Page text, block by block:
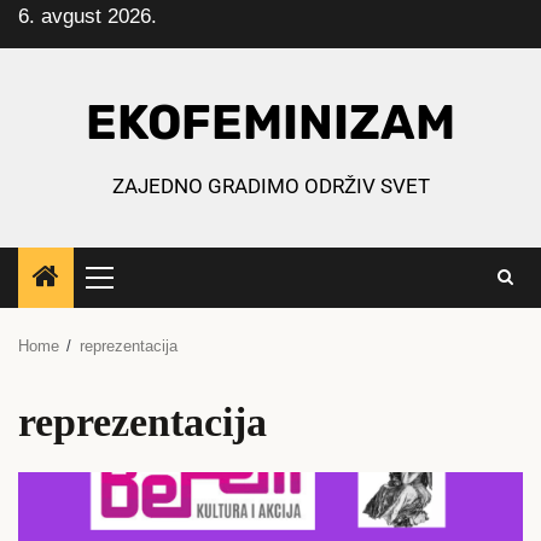
Skip
to
6. avgust 2026.
EKOFEMINIZAM
ZAJEDNO GRADIMO ODRŽIV SVET
Primary
Menu
Home reprezentacija
reprezentacija